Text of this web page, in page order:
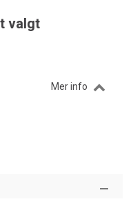
valgt
Mer info